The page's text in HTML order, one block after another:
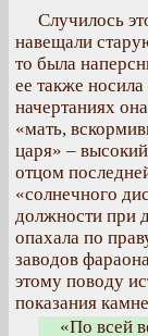
Случилось
навещали
то была
ее также
начертаниях
«мать,
царя» –
отцом
«солнечного
должности при
опахала по
заводов
этому поводу
показания
«По всей